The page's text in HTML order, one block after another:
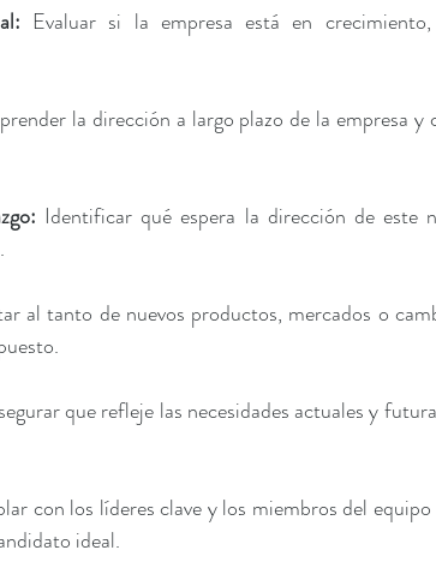
Evaluar si la empresa está en
la dirección a largo plazo de la empresa y
Identificar qué espera la dirección de este
al tanto de nuevos productos, mercados o
que refleje las necesidades actuales y
con los líderes clave y los miembros del
ideal.